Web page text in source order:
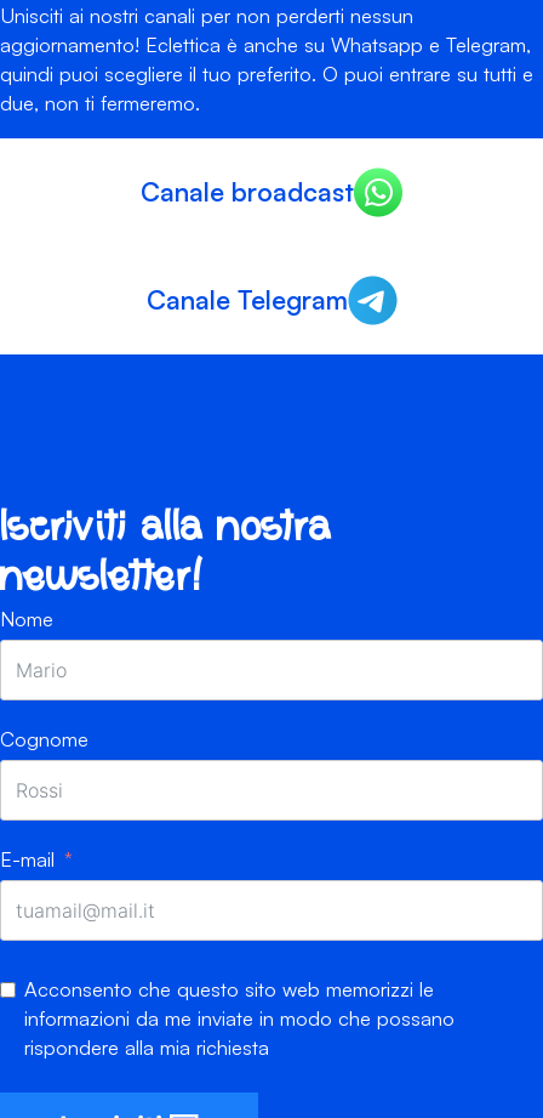
Unisciti ai nostri canali per non perderti nessun
aggiornamento! Eclettica è anche su Whatsapp e Telegram,
quindi puoi scegliere il tuo preferito. O puoi entrare su tutti e
due, non ti fermeremo.
Canale broadcast
Canale Telegram
Iscriviti alla nostra
newsletter!
Nome
Cognome
E-mail
Acconsento che questo sito web memorizzi le
informazioni da me inviate in modo che possano
rispondere alla mia richiesta